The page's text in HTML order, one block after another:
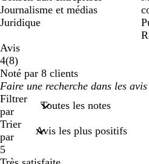
Journalisme et médias
Juridique
Avis
4(88
avis
)
Noté par 8 clients
Mes
saisies
de
recherche
Filtrer
par
Trier
par
5